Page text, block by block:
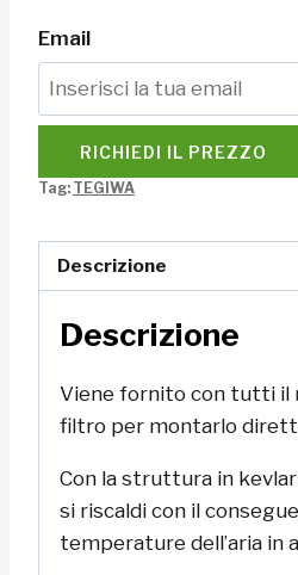
Email
RICHIEDI IL PREZZO
Tag: TEGIWA
Descrizione
Descrizione
Viene fornito con tutti il
filtro per montarlo
Con la struttura in
si riscaldi con il
temperature dell’aria in